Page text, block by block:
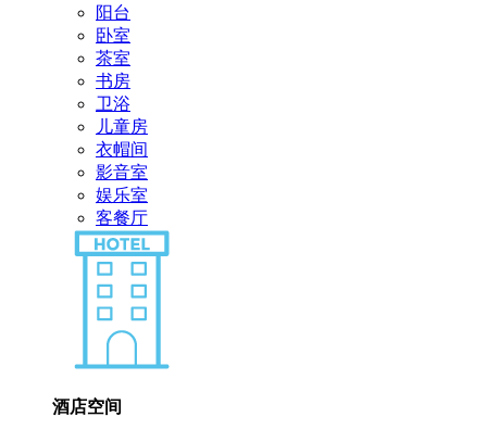
阳台
卧室
茶室
书房
卫浴
儿童房
衣帽间
影音室
娱乐室
客餐厅
酒店空间